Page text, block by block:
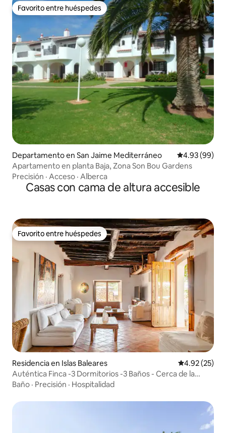
Favorito entre huéspedes
Favorito entre huéspedes
Departamento en San Jaime Mediterráneo Calificación
4.93 (99)
Apartamento en planta Baja, Zona Son Bou Gardens
Precisión · Acceso · Alberca
Casas con cama de altura accesible
Favorito entre huéspedes
Favorito entre huéspedes
Residencia en Islas Baleares Calificación
4.92 (25)
Auténtica Finca -3 Dormitorios -3 Baños - Cerca de la
Ciudad de Ibiza
Baño · Precisión · Hospitalidad